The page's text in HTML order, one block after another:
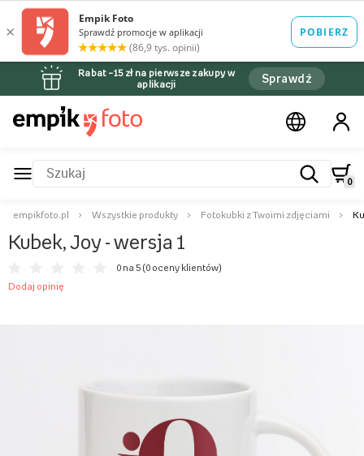
Rabat –15 zł na pierwsze zakupy w
aplikacji
Sprawdź
0
empikfoto.pl Wszystkie produkty Fotokubki z Twoimi zdjęciami
Kubek, Joy - wersja 1
0 na 5 (0 oceny klientów)
Dodaj opinię